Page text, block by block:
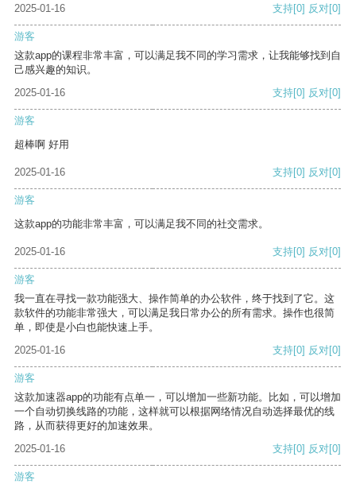
2025-01-16
支持[0] 反对[0]
游客
这款app的课程非常丰富，可以满足我不同的学习需求，让我能够找到自
己感兴趣的知识。
2025-01-16
支持[0] 反对[0]
游客
超棒啊 好用
2025-01-16 支持[0] 反对[0]
游客
这款app的功能非常丰富，可以满足我不同的社交需求。
2025-01-16 支持[0] 反对[0]
游客
我一直在寻找一款功能强大、操作简单的办公软件，终于找到了它。这
款软件的功能非常强大，可以满足我日常办公的所有需求。操作也很简
单，即使是小白也能快速上手。
2025-01-16
支持[0] 反对[0]
游客
这款加速器app的功能有点单一，可以增加一些新功能。比如，可以增加
一个自动切换线路的功能，这样就可以根据网络情况自动选择最优的线
路，从而获得更好的加速效果。
2025-01-16
支持[0] 反对[0]
游客